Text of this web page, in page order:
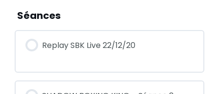
Séances
Replay SBK Live 22/12/20